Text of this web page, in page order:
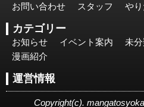
お問い合わせ
スタッフ や
カテゴリー
お知らせ イベント案内 未
漫画紹介
運営情報
Copyright(c).